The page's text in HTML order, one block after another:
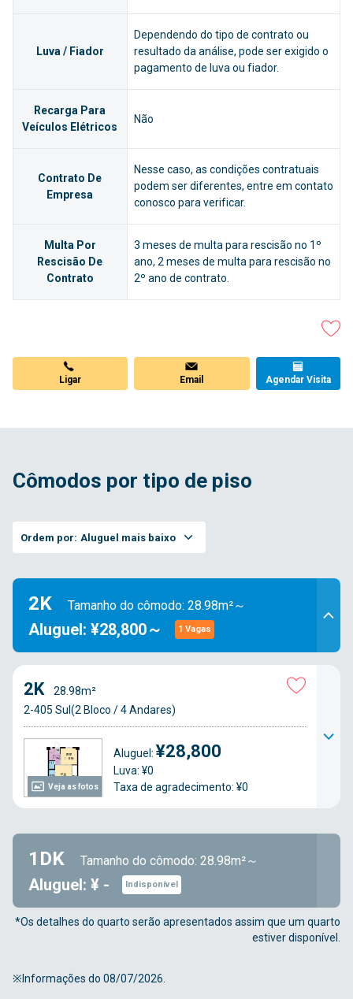
Luva / Fiador
Dependendo do tipo de contrato ou
resultado da análise, pode ser exigido o
pagamento de luva ou fiador.
Recarga Para
Veículos Elétricos
Não
Contrato De
Empresa
Nesse caso, as condições contratuais
podem ser diferentes, entre em contato
conosco para verificar.
Multa Por
Rescisão De
Contrato
3 meses de multa para rescisão no 1º
ano, 2 meses de multa para rescisão no
2º ano de contrato.
Ligar Email Agendar Visita
Cômodos por tipo de piso
Ordem por: Aluguel mais baixo
2K Tamanho do cômodo: 28.98m²～
Aluguel: ¥28,800～ 1 Vagas
Veja as fotos
2K
28.98m²
2-405 Sul(2 Bloco / 4 Andares)
Aluguel: ¥28,800
Luva: ¥0
Taxa de agradecimento: ¥0
1DK Tamanho do cômodo: 28.98m²～
Aluguel: ¥ - Indisponível
*Os detalhes do quarto serão apresentados assim que um quarto
estiver disponível.
※Informações do 08/07/2026.